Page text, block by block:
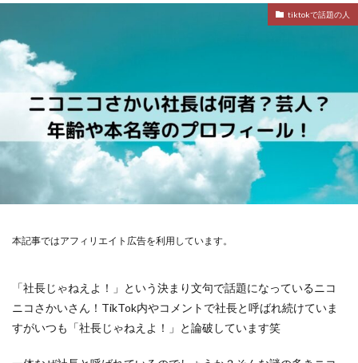
tiktokで話題の人
本記事ではアフィリエイト広告を利用しています。
「社長じゃねえよ！」という決まり文句で話題になっているニコ
ニコさかいさん！TikTok内やコメントで社長と呼ばれ続けていま
すがいつも「社長じゃねえよ！」と論破しています笑